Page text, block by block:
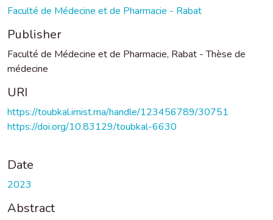
Faculté de Médecine et de Pharmacie - Rabat
Publisher
Faculté de Médecine et de Pharmacie, Rabat - Thèse de
médecine
URI
https://toubkal.imist.ma/handle/123456789/30751
https://doi.org/10.83129/toubkal-6630
Date
2023
Abstract